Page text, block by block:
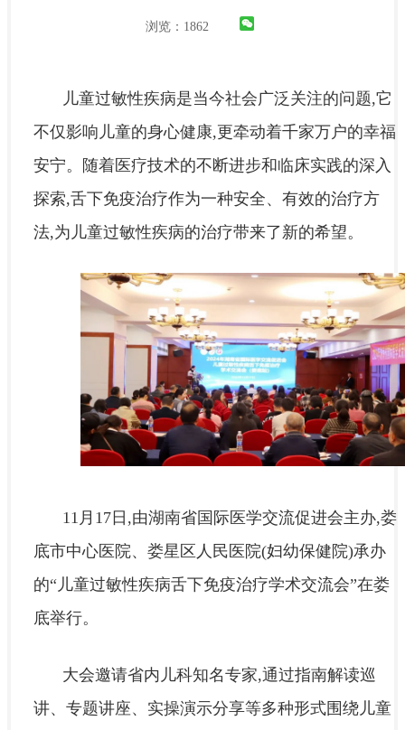
浏览： 1862
儿童过敏性疾病是当今社会广泛关注的问题,它
不仅影响儿童的身心健康,更牵动着千家万户的幸福
安宁。随着医疗技术的不断进步和临床实践的深入
探索,舌下免疫治疗作为一种安全、有效的治疗方
法,为儿童过敏性疾病的治疗带来了新的希望。
11月17日,由湖南省国际医学交流促进会主办,娄
底市中心医院、娄星区人民医院(妇幼保健院)承办
的“儿童过敏性疾病舌下免疫治疗学术交流会”在娄
底举行。
大会邀请省内儿科知名专家,通过指南解读巡
讲、专题讲座、实操演示分享等多种形式围绕儿童